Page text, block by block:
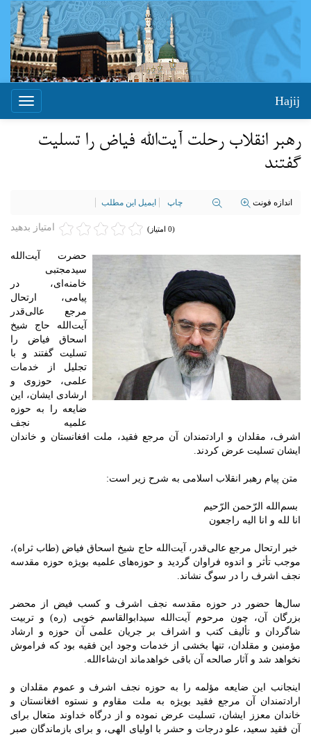
Toggle
Hajij
رهبر انقلاب رحلت آیت‌الله فیاض را تسلیت
گفتند
اندازه فونت چاپ ایمیل این مطلب
امتیاز بدهید (0 امتیاز)
حضرت آیت‌الله
سیدمجتبی
خامنه‌ای، در
پیامی، ارتحال
مرجع عالی‌قدر
آیت‌الله حاج شیخ
اسحاق فیاض را
تسلیت گفتند و با
تجلیل از خدمات
علمی، حوزوی و
ارشادی ایشان، این
ضایعه را به حوزه
علمیه نجف
اشرف، مقلدان و ارادتمندان آن مرجع فقید، ملت افغانستان و خاندان
ایشان تسلیت عرض کردند.
متن پیام رهبر انقلاب اسلامی به شرح زیر است:
بسم‌الله الرّحمن الرّحیم
انا لله و انا الیه راجعون
خبر ارتحال مرجع عالی‌قدر، آیت‌الله حاج شیخ اسحاق فیاض (طاب ثراه)،
موجب تأثر و اندوه فراوان گردید و حوزه‌های علمیه بویژه حوزه مقدسه
نجف اشرف را در سوگ نشاند.
سال‌ها حضور در حوزه مقدسه نجف اشرف و کسب فیض از محضر
بزرگان آن، ‌چون مرحوم آیت‌الله سیدابوالقاسم خویی (ره) و تربیت
شاگردان و تألیف کتب و اشراف بر جریان علمی آن حوزه و ارشاد
مؤمنین و مقلدان، تنها بخشی از خدمات وجود این فقیه بود که فراموش
نخواهد شد و آثار صالحه آن باقی خواهدماند ان‌شاءالله.
اینجانب این ضایعه مؤلمه را به حوزه نجف اشرف و عموم مقلدان و
ارادتمندان آن مرجع فقید بویژه به ملت مقاوم و نستوه افغانستان و
خاندان معزز ایشان، تسلیت عرض نموده و از درگاه خداوند متعال برای
آن فقید سعید، علو درجات و حشر با اولیای الهی، و برای بازماندگان صبر